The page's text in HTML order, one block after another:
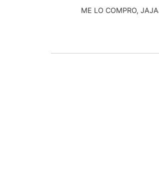
ME LO COMPRO,